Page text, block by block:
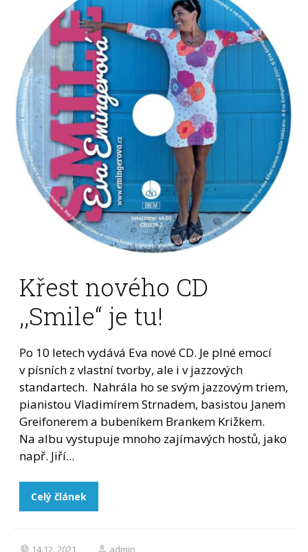
Křest nového CD
,,Smile“ je tu!
Po 10 letech vydává Eva nové CD. Je plné emocí
v písních z vlastní tvorby, ale i v jazzových
standartech. Nahrála ho se svým jazzovým triem,
pianistou Vladimírem Strnadem, basistou Janem
Greifonerem a bubeníkem Brankem Križkem.
Na albu vystupuje mnoho zajímavých hostů, jako
např. Jiří...
Celý článek
14.12. 2021 admin